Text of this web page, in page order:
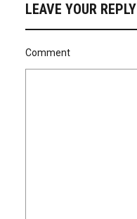
LEAVE YOUR REPLY
Comment